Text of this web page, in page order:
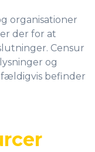
organisationer
der for at
Censur
og
befinder